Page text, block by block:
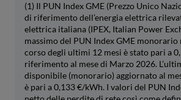
(1) Il PUN Index GME (Prezzo Unico
di riferimento dell’energia elettrica
elettrica italiana (IPEX, Italian Power
massimo del PUN Index GME monorario
corso degli ultimi 12 mesi è stato pari a
riferimento al mese di Marzo 2026.
disponibile (monorario) aggiornato al
è pari a 0,133 €/kWh. I valori del PUN